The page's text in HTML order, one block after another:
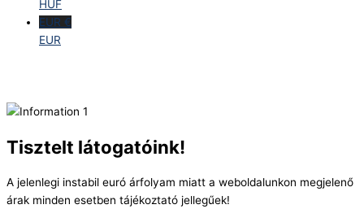
HUF
EUR €
EUR
Tisztelt látogatóink!
A jelenlegi instabil euró árfolyam miatt a weboldalunkon megjelenő
árak minden esetben tájékoztató jellegűek!